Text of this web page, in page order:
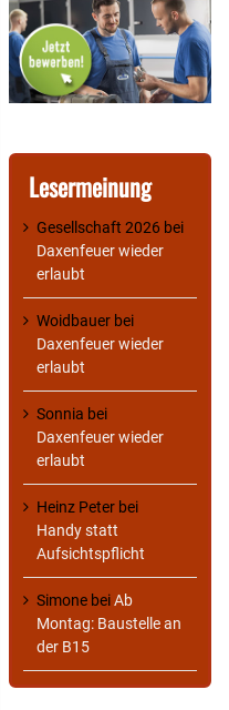
Lesermeinung
Gesellschaft 2026 bei
Daxenfeuer wieder
erlaubt
Woidbauer bei
Daxenfeuer wieder
erlaubt
Sonnia bei
Daxenfeuer wieder
erlaubt
Heinz Peter bei
Handy statt
Aufsichtspflicht
Simone beiAb
Montag: Baustelle an
der B15